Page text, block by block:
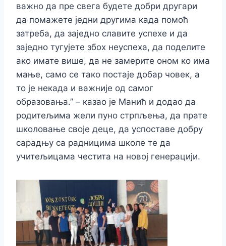
важно да пре свега будете добри другари
да помажете једни другима када помоћ
затреба, да заједно славите успехе и да
заједно тугујете збох неуспеха, да поделите
ако имате више, да не замерите оном ко има
мање, само се тако постаје добар човек, а
то је некада и важније од самог
образовања.” – казао је Манић и додао да
родитељима жели пуно стрпљења, да прате
школовање своје деце, да успоставе добру
сарадњу са радницима школе те да
учитељицама честита на новој генерацији.